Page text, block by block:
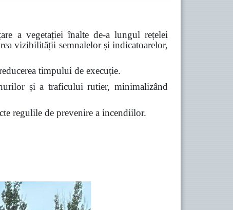
a vegetației înalte de-a lungul rețelei
vizibilității semnalelor și indicatoarelor,
timpului de execuție.
și a traficului rutier, minimalizând
regulile de prevenire a incendiilor.